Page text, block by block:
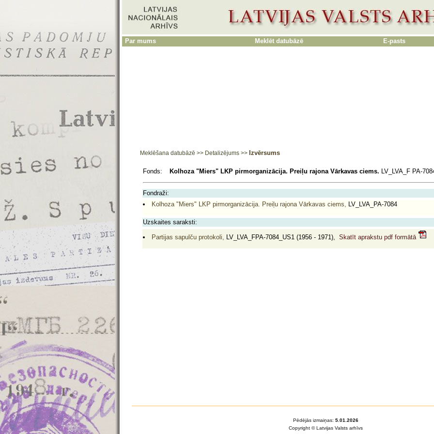
Par mums Meklēt datubāzē E-pasts
Meklēšana datubāzē >> Detalizējums >> Izvērsums
Fonds: Kolhoza "Miers" LKP pirmorganizācija. Preiļu rajona Vārkavas ciems. LV_LVA_F PA-
Fondraži:
Kolhoza "Miers" LKP pirmorganizācija. Preiļu rajona Vārkavas ciems, LV_LVA_PA-7084
Uzskaites saraksti:
Partijas sapulču protokoli, LV_LVA_FPA-7084_US1 (1956 - 1971), Skatīt aprakstu pdf formātā
Pēdējās izmaiņas: 5.01.2026
Copyright © Latvijas Valsts arhīvs